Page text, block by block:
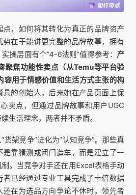
点，如何将其转化为真正的品牌资产
在于能讲更完整的品牌故事，拥有
操层面有个”4-6法则”值得参考： 产
聚焦功能性卖点（从Temu等平台验
容用于情感价值和生活方式主张的构
具的创始人，后来她在产品页面上保
卖点，但通过品牌故事和用户UGC
生活理念，两者并不矛盾。
货架竞争”进化为”认知竞争”。那些真
是靠猜测或闭门造车，而是建立了一
。当竞争对手还在用Excel表格手动
者已经通过专业工具完成了十倍数据
还在为选品方向争论不休时，领先者